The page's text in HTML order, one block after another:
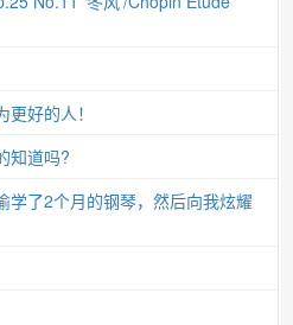
好的人！
知道吗?
学了2个月的钢琴，然后向我炫耀